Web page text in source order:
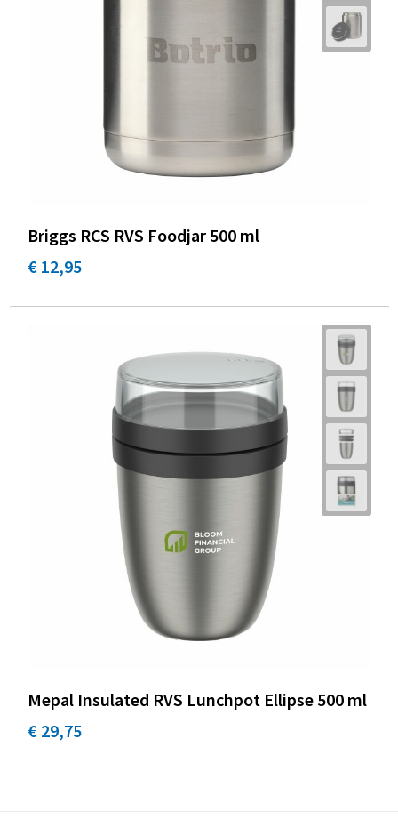
Briggs RCS RVS Foodjar 500 ml
€ 12,95
Mepal Insulated RVS Lunchpot Ellipse 500 ml
€ 29,75